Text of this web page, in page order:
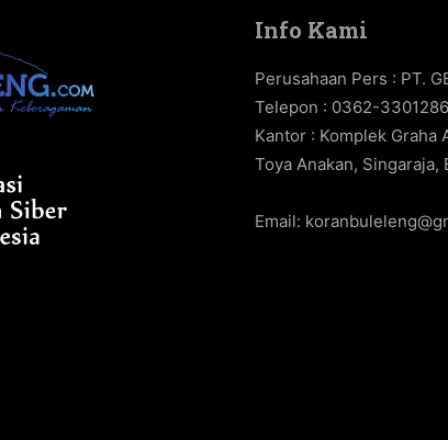
Info Kami
Perusahaan Pers : PT.
Telepon : 0362-3301286
Kantor : Komplek Graha
Toya Anakan, Singaraja,
Email: